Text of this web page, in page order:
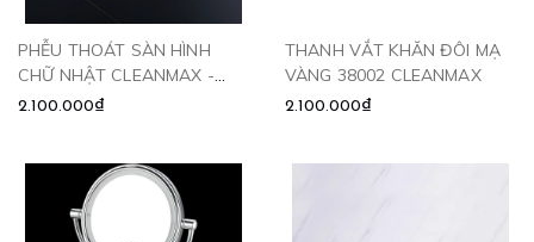
PHỄU THOÁT SÀN HÌNH
CHỮ NHẬT CLEANMAX -
6010
2.100.000₫
THANH VẮT KHĂN ĐÔI MẠ
VÀNG 38002 CLEANMAX
2.100.000₫